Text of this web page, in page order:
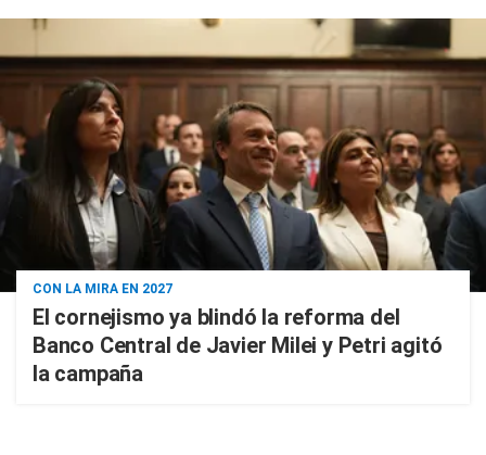
CON LA MIRA EN 2027
El cornejismo ya blindó la reforma del
Banco Central de Javier Milei y Petri agitó
la campaña